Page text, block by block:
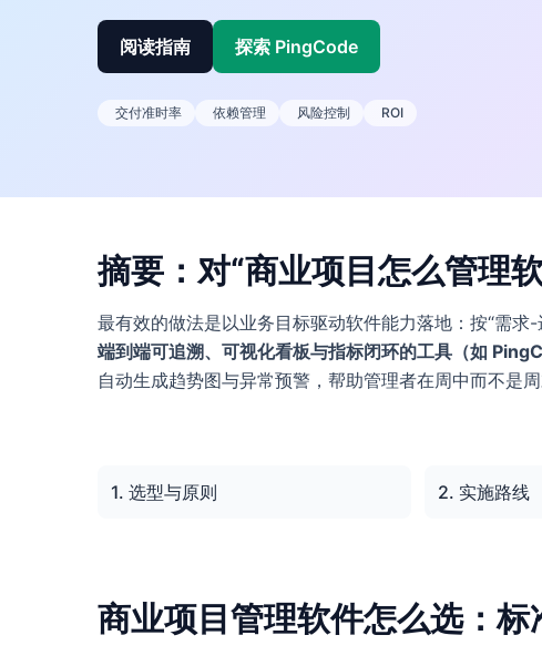
阅读指南 探索 PingCode
交付准时率 依赖管理 风险控制 ROI
摘要：对“商业项目怎么管理
最有效的做法是以业务目标驱动软件能力落地：按“需
端到端可追溯、可视化看板与指标闭环的工具（如
自动生成趋势图与异常预警，帮助管理者在周中而不是
1. 选型与原则 2. 实施路线
商业项目管理软件怎么选：